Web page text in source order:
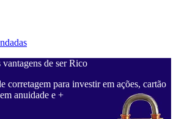
vantagens de ser Rico
corretagem para investir em ações, cartão
anuidade e +